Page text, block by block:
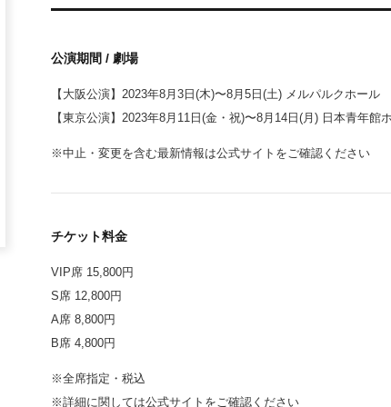
公演期間 / 劇場
【大阪公演】2023年8月3日(木)〜8月5日(土) メルパルクホール
【東京公演】2023年8月11日(金・祝)〜8月14日(月) 日本青年館
※中止・変更を含む最新情報は公式サイトをご確認ください
チケット料金
VIP席 15,800円
S席 12,800円
A席 8,800円
B席 4,800円
※全席指定・税込
※詳細に関しては公式サイトをご確認ください